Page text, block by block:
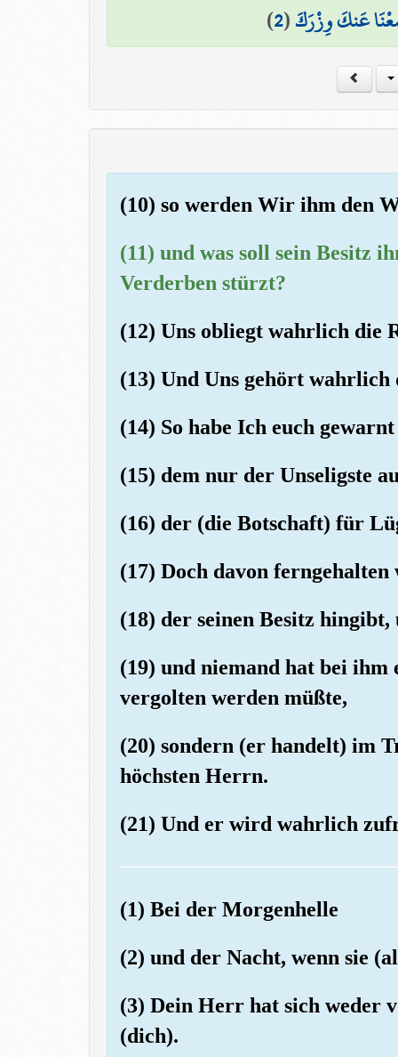
عَنكَ وِزْرَكَ(
2
)
(10) so werden Wir ihm den
(11) und was soll sein Besitz
Verderben stürzt?
(12) Uns obliegt wahrlich die
(13) Und Uns gehört wahrlich
(14) So habe Ich euch
(15) dem nur der Unseligste
(16) der (die Botschaft) für
(17) Doch davon
(18) der seinen Besitz
(19) und niemand hat bei ihm
vergolten werden müßte,
(20) sondern (er handelt) im
höchsten Herrn.
(21) Und er wird wahrlich
(1) Bei der Morgenhelle
(2) und der Nacht, wenn sie
(3) Dein Herr hat sich weder
(dich).